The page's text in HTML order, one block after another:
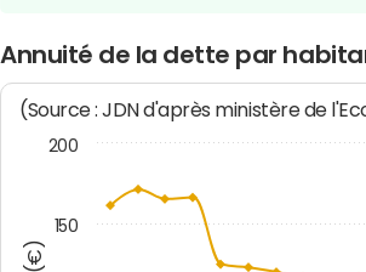
Annuité de la dette par
(Source : JDN d'après ministère de
150
200